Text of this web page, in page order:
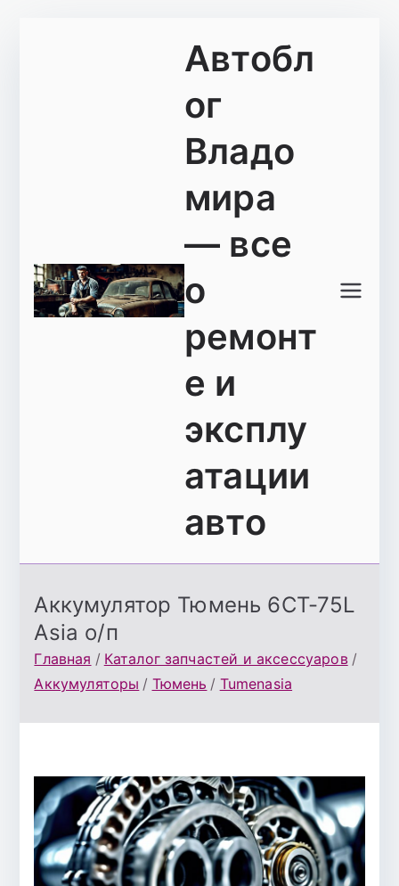
Автобл
ог
Владо
мира
— все
о
ремонт
е и
эксплу
атации
авто
Аккумулятор Тюмень 6СТ-75L
Asia о/п
Главная
Каталог запчастей и аксессуаров
Аккумуляторы
Тюмень Tumenasia